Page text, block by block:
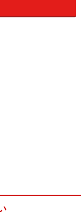
ーカルデザインス